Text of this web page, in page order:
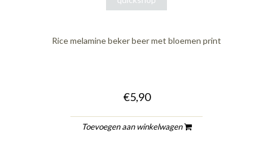
Rice melamine beker beer met bloemen print
€5,90
Toevoegen aan winkelwagen